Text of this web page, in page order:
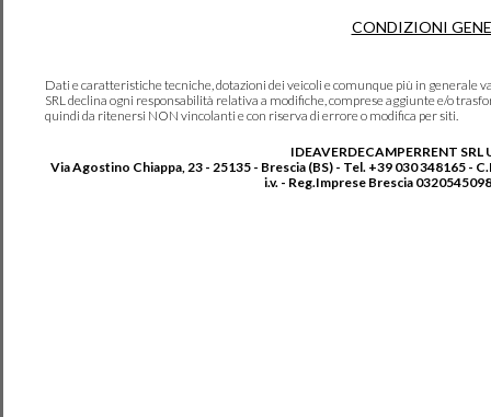
CONDIZIONI
Dati e caratteristiche tecniche, dotazioni dei veicoli e comunque più in generale
SRL declina ogni responsabilità relativa a modifiche, comprese aggiunte e/o
quindi da ritenersi NON vincolanti e con riserva di errore o modifica per siti.
IDEAVERDECAMPERRENT SRL
Via Agostino Chiappa, 23 - 25135 - Brescia (BS) - Tel. +39 030 348165 -
i.v. - Reg.Imprese Brescia